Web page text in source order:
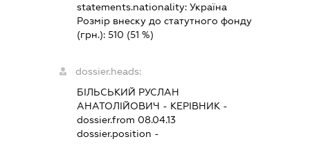
statements.nationality:Україна
Розмір внеску до статутного фонду
(грн.):510 (51 %)
dossier.heads:
БІЛЬСЬКИЙ РУСЛАН
АНАТОЛІЙОВИЧ - КЕРІВНИК -
dossier.from 08.04.13
dossier.position -